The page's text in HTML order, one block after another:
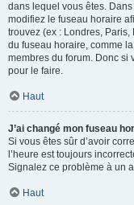
dans lequel vous êtes.
modifiez le fuseau horaire
trouvez (ex : Londres, Paris,
du fuseau horaire, comme
membres du forum. Donc si
pour le faire.
Haut
J’ai changé mon fuseau
Si vous êtes sûr d’avoir
l’heure est toujours
Signalez ce problème à un
Haut